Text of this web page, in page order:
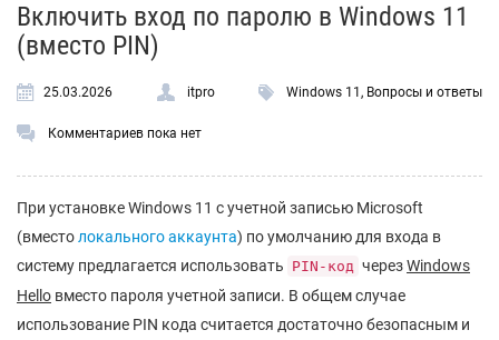
Включить вход по паролю в Windows 11
(вместо PIN)
25.03.2026 itpro Windows 11 , Вопросы и ответы
Комментариев пока нет
При установке Windows 11 с учетной записью Microsoft
(вместолокального аккаунта) по умолчанию для входа в
систему предлагается использовать PIN-код черезWindows
Hello вместо пароля учетной записи. В общем случае
использование PIN кода считается достаточно безопасным и